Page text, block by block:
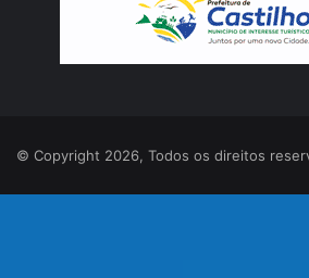
© Copyright 2026, Todos os direitos